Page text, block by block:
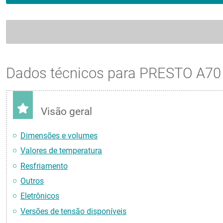
Dados técnicos para PRESTO A70
Visão geral
Dimensões e volumes
Valores de temperatura
Resfriamento
Outros
Eletrônicos
Versões de tensão disponíveis